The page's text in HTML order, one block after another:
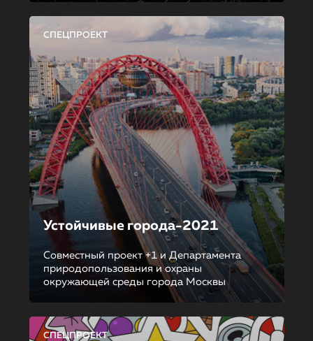
СПЕЦПРОЕКТ
Устойчивые города-2021
Совместный проект +1 и Департамента
природопользования и охраны
окружающей среды города Москвы
СПЕЦПРОЕКТ